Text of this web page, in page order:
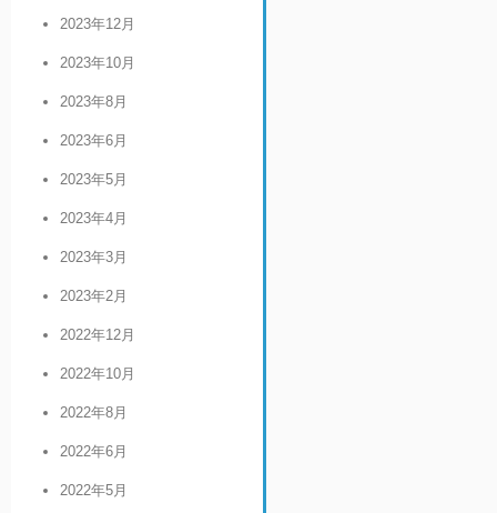
2023年12月
2023年10月
2023年8月
2023年6月
2023年5月
2023年4月
2023年3月
2023年2月
2022年12月
2022年10月
2022年8月
2022年6月
2022年5月